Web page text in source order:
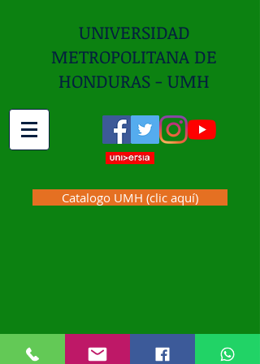
UNIVERSIDAD
METROPOLITANA DE
HONDURAS - UMH
Catalogo UMH (clic aquí)